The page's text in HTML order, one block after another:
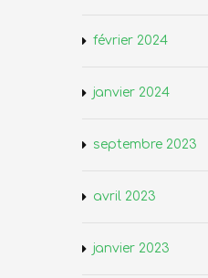
février 2024
janvier 2024
septembre 2023
avril 2023
janvier 2023